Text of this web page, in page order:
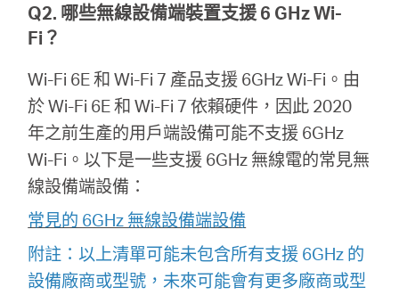
Q2. 哪些無線設備端裝置支援 6 GHz Wi-
Fi？
Wi-Fi 6E 和 Wi-Fi 7 產品支援 6GHz Wi-Fi。由
於 Wi-Fi 6E 和 Wi-Fi 7 依賴硬件，因此 2020
年之前生產的用戶端設備可能不支援 6GHz
Wi-Fi。以下是一些支援 6GHz 無線電的常見無
線設備端設備：
常見的 6GHz 無線設備端設備
附註：以上清單可能未包含所有支援 6GHz 的
設備廠商或型號，未來可能會有更多廠商或型